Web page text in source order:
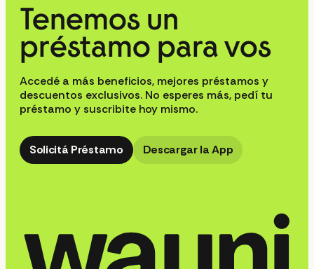
Tenemos un
préstamo para vos
Accedé a más beneficios, mejores préstamos y
descuentos exclusivos. No esperes más, pedí tu
préstamo y suscribite hoy mismo.
Solicitá Préstamo Descargar la App